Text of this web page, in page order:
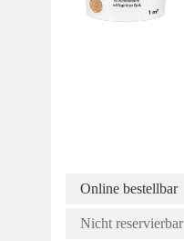
Online bestellbar
Nicht reservierbar